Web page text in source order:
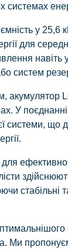
системах
у 25,6
для
систем
акумулятор
У
системи, що
стабільні
Ми